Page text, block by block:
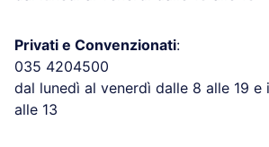
Privati e Convenzionati:
035 4204500
dal lunedì al venerdì dalle 8 alle 19 e
alle 13